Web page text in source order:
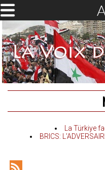
La Türkiye
BRICS: